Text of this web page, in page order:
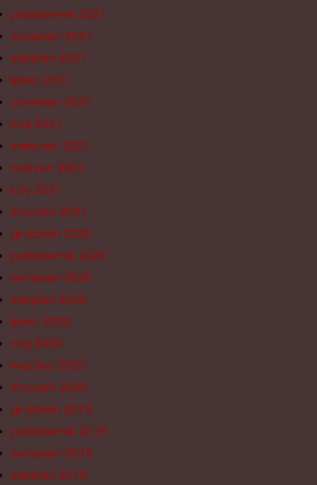
październik 2021
wrzesień 2021
sierpień 2021
lipiec 2021
czerwiec 2021
maj 2021
kwiecień 2021
marzec 2021
luty 2021
styczeń 2021
grudzień 2020
październik 2020
wrzesień 2020
sierpień 2020
lipiec 2020
maj 2020
marzec 2020
styczeń 2020
grudzień 2019
październik 2019
wrzesień 2019
sierpień 2019